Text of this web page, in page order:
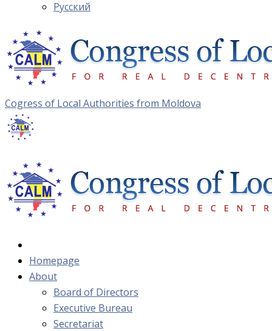
Русский
Cogress of Local Authorities from Moldova
Homepage
About
Board of Directors
Executive Bureau
Secretariat